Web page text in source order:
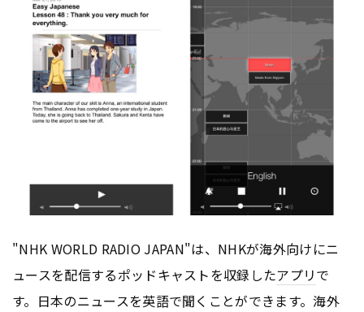
"NHK WORLD RADIO JAPAN"は、NHKが海外向けにニ
ュースを配信するポッドキャストを収録したアプリで
す。日本のニュースを英語で聞くことができます。海外